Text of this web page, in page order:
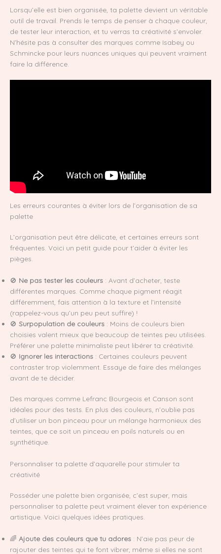
Lorsqu’elle est bien organisée, ta palette devient un véritable
outil de travail. Prends le temps de penser à chaque couleur,
de tester leur interaction, et tu verras ta créativité s’envoler.
N’hésite pas à consulter des marques comme Isabey ou
Schmincke pour leurs nuances uniques qui peuvent vraiment
faire la différence.
Les erreurs courantes à éviter lors de l’organisation de sa
palette
L’organisation peut être délicate, et certaines erreurs sont
fréquentes. Voici un petit guide pour t’aider à éviter les
pièges.
🚫 Ne pas tester les couleurs : Avant d’acheter, teste
différentes marques. Comme chaque pigment réagit
différemment, fais attention à la texture et l’intensité
(rappelez-vous qu’un peu peut suffire) !
🚫 Surpopulation de couleurs : Moins de couleurs bien
choisies valent mieux que beaucoup de teintes peu utilisées.
Préférer une palette minimaliste peut libérer ta créativité.
🚫 Ignorer les interactions : Certaines couleurs peuvent
contraster trop violemment. Essaye de faire des mélanges
avant de te décider.
Des marques comme Lefranc Bourgeois et Canson sont
idéales pour des tests. En plus des couleurs, n’oublie pas
d’utiliser un bon pinceau pour un mélange harmonieux des
teintes, que ce soit un pinceau en poils naturels ou en
synthétique.
Personnaliser ta palette d’aquarelle pour stimuler ta
créativité
Posséder une palette bien organisée, c’est super, mais
personnaliser ta palette peut vraiment élever ton expérience
artistique. Voici quelques idées pratiques.
🌈 Ajoute des couleurs que tu adores : N’aie pas peur de
rajouter des teintes qui te font vibrer, même si elles ne sont